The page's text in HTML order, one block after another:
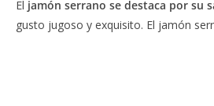
El jamón serrano se destaca por su
gusto jugoso y exquisito. El jamón